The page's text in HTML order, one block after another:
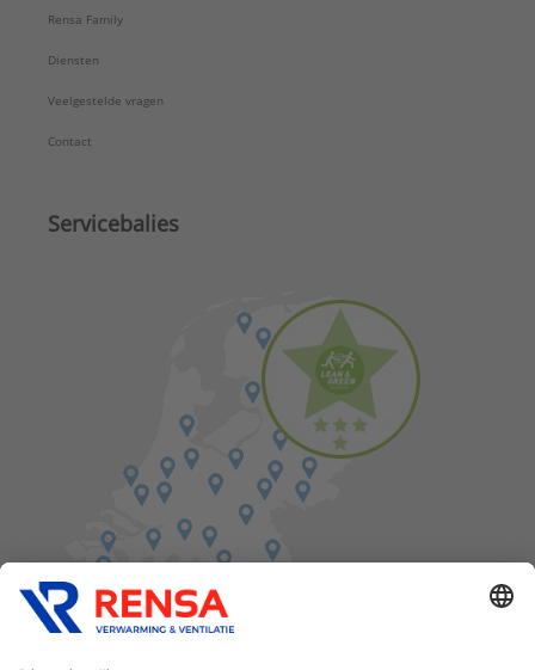
Rensa Family
Diensten
Veelgestelde vragen
Contact
Servicebalies